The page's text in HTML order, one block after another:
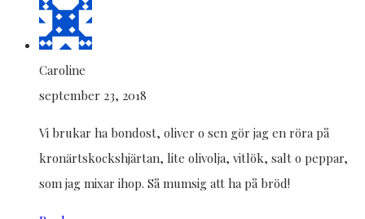
Caroline
september 23, 2018
Vi brukar ha bondost, oliver o sen gör jag en röra på
kronärtskockshjärtan, lite olivolja, vitlök, salt o peppar,
som jag mixar ihop. Så mumsig att ha på bröd!